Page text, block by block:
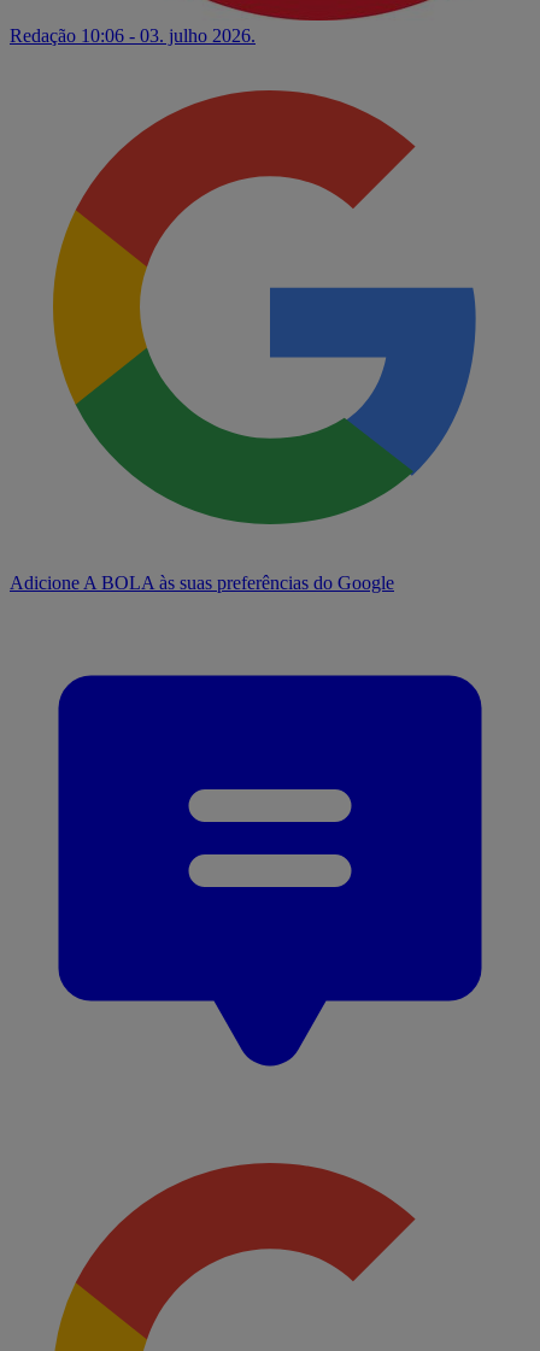
Redação 10:06 - 03. julho 2026.
Adicione A BOLA às suas preferências do Google